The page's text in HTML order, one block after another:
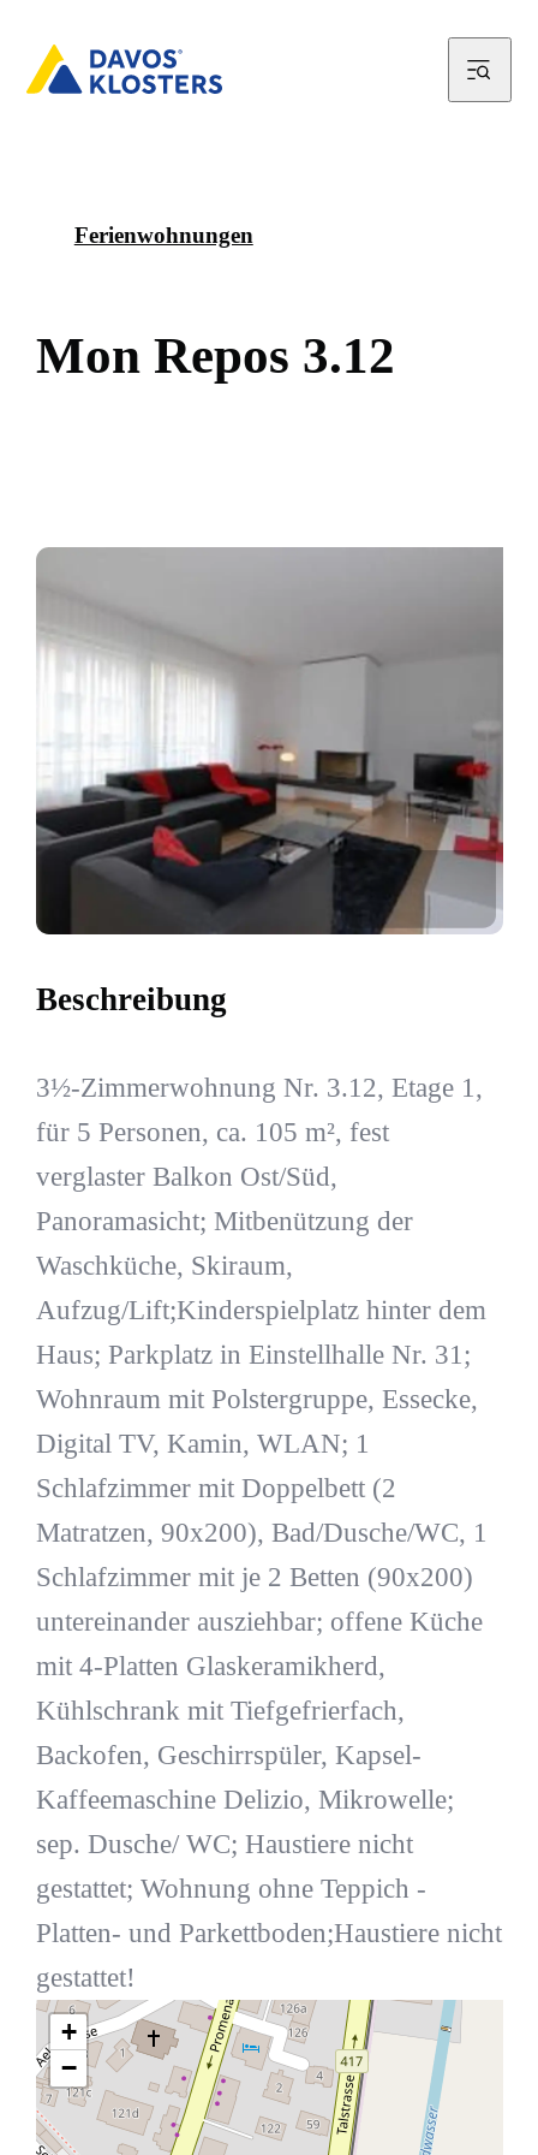
Ferienwohnungen
Mon Repos 3.12
Beschreibung
3½-Zimmerwohnung Nr. 3.12, Etage 1,
für 5 Personen, ca. 105 m², fest
verglaster Balkon Ost/Süd,
Panoramasicht; Mitbenützung der
Waschküche, Skiraum,
Aufzug/Lift;Kinderspielplatz hinter dem
Haus; Parkplatz in Einstellhalle Nr. 31;
Wohnraum mit Polstergruppe, Essecke,
Digital TV, Kamin, WLAN; 1
Schlafzimmer mit Doppelbett (2
Matratzen, 90x200), Bad/Dusche/WC, 1
Schlafzimmer mit je 2 Betten (90x200)
untereinander ausziehbar; offene Küche
mit 4-Platten Glaskeramikherd,
Kühlschrank mit Tiefgefrierfach,
Backofen, Geschirrspüler, Kapsel-
Kaffeemaschine Delizio, Mikrowelle;
sep. Dusche/ WC; Haustiere nicht
gestattet; Wohnung ohne Teppich -
Platten- und Parkettboden;Haustiere nicht
gestattet!
+
−